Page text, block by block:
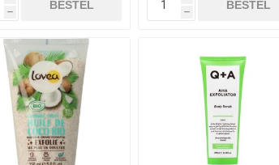
h
BESTEL
h
BESTEL